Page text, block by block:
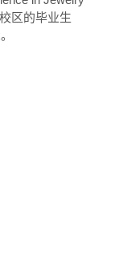
区的毕业生